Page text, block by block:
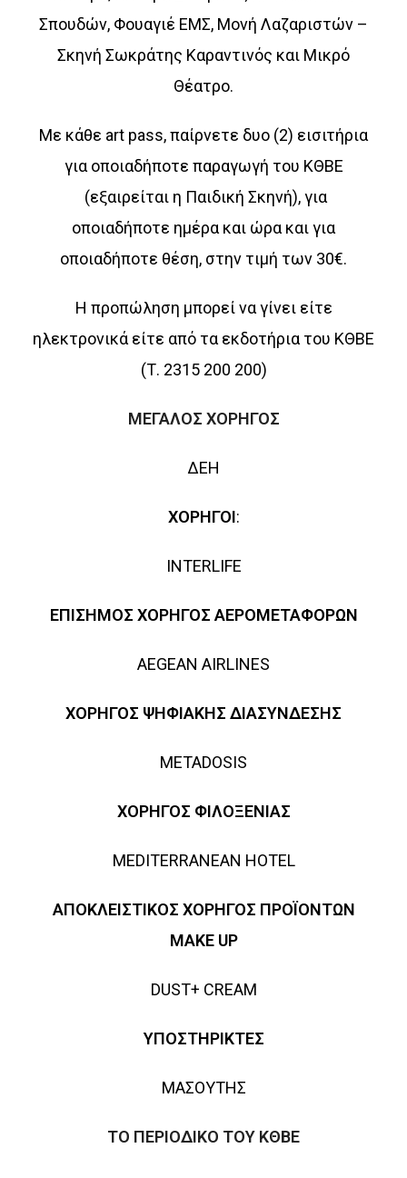
Σπουδών, Φουαγιέ ΕΜΣ, Μονή Λαζαριστών –
Σκηνή Σωκράτης Καραντινός και Μικρό
Θέατρο.
Με κάθε art pass, παίρνετε δυο (2) εισιτήρια
για οποιαδήποτε παραγωγή του ΚΘΒΕ
(εξαιρείται η Παιδική Σκηνή), για
οποιαδήποτε ημέρα και ώρα και για
οποιαδήποτε θέση, στην τιμή των 30€.
Η προπώληση μπορεί να γίνει είτε
ηλεκτρονικά είτε από τα εκδοτήρια του ΚΘΒΕ
(Τ. 2315 200 200)
ΜΕΓΑΛΟΣ ΧΟΡΗΓΟΣ
ΔΕΗ
ΧΟΡΗΓΟΙ:
INTERLIFE
ΕΠΙΣΗΜΟΣ ΧΟΡΗΓΟΣ ΑΕΡΟΜΕΤΑΦΟΡΩΝ
AEGEAN AIRLINES
ΧΟΡΗΓΟΣ ΨΗΦΙΑΚΗΣ ΔΙΑΣΥΝΔΕΣΗΣ
METADOSIS
ΧΟΡΗΓΟΣ ΦΙΛΟΞΕΝΙΑΣ
MEDITERRANEAN HOTEL
ΑΠΟΚΛΕΙΣΤΙΚΟΣ ΧΟΡΗΓΟΣ ΠΡΟΪΟΝΤΩΝ
MAKE UP
DUST+ CREAM
ΥΠΟΣΤΗΡΙΚΤΕΣ
ΜΑΣΟΥΤΗΣ
ΤΟ ΠΕΡΙΟΔΙΚΟ ΤΟΥ ΚΘΒΕ